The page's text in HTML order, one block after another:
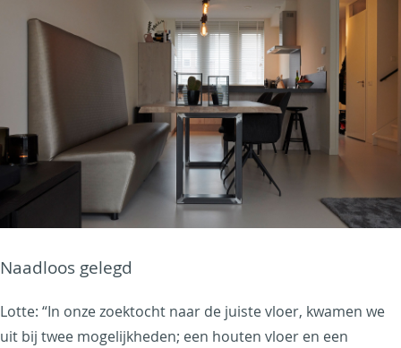
Naadloos gelegd
Lotte: “In onze zoektocht naar de juiste vloer, kwamen we
uit bij twee mogelijkheden; een houten vloer en een